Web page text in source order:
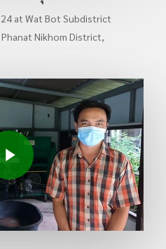
at Wat Bot Subdistrict
Nikhom District,